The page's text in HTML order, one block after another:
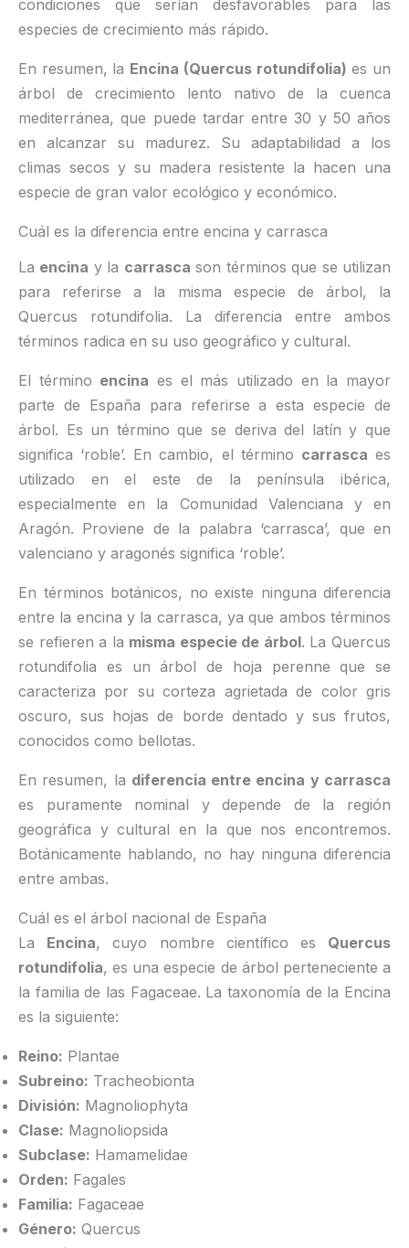
condiciones que serían desfavorables para las
especies de crecimiento más rápido.
En resumen, la Encina (Quercus rotundifolia) es un
árbol de crecimiento lento nativo de la cuenca
mediterránea, que puede tardar entre 30 y 50 años
en alcanzar su madurez. Su adaptabilidad a los
climas secos y su madera resistente la hacen una
especie de gran valor ecológico y económico.
Cuál es la diferencia entre encina y carrasca
La encina y la carrasca son términos que se utilizan
para referirse a la misma especie de árbol, la
Quercus rotundifolia. La diferencia entre ambos
términos radica en su uso geográfico y cultural.
El término encina es el más utilizado en la mayor
parte de España para referirse a esta especie de
árbol. Es un término que se deriva del latín y que
significa ‘roble’. En cambio, el término carrasca es
utilizado en el este de la península ibérica,
especialmente en la Comunidad Valenciana y en
Aragón. Proviene de la palabra ‘carrasca’, que en
valenciano y aragonés significa ‘roble’.
En términos botánicos, no existe ninguna diferencia
entre la encina y la carrasca, ya que ambos términos
se refieren a la misma especie de árbol. La Quercus
rotundifolia es un árbol de hoja perenne que se
caracteriza por su corteza agrietada de color gris
oscuro, sus hojas de borde dentado y sus frutos,
conocidos como bellotas.
En resumen, la diferencia entre encina y carrasca
es puramente nominal y depende de la región
geográfica y cultural en la que nos encontremos.
Botánicamente hablando, no hay ninguna diferencia
entre ambas.
Cuál es el árbol nacional de España
La Encina, cuyo nombre científico es Quercus
rotundifolia, es una especie de árbol perteneciente a
la familia de las Fagaceae. La taxonomía de la Encina
es la siguiente:
Reino: Plantae
Subreino: Tracheobionta
División: Magnoliophyta
Clase: Magnoliopsida
Subclase: Hamamelidae
Orden: Fagales
Familia: Fagaceae
Género: Quercus